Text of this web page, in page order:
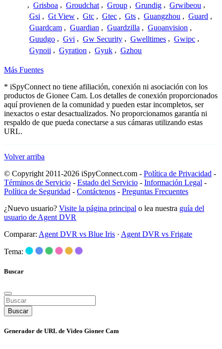
, Grisboa , Groudchat , Group , Grundig , Grwibeou ,
Gsi , Gt View , Gtc , Gtec , Gts , Guangzhou , Guard ,
Guardcam , Guardian , Guardzilla , Guoanvision ,
Guudgo , Gvi , Gw Security , Gwelltimes , Gwipc ,
Gynoii , Gyration , Gyuk , Gzhou
Más Fuentes
* iSpyConnect no tiene afiliación, conexión ni asociación con los
productos de Gionee Cam. Los detalles de conexión proporcionados
aquí provienen de la comunidad y pueden estar incompletos, ser
inexactos o estar desactualizados. No proporcionamos garantía ni
respaldo de que pueda conectarse a sus cámaras utilizando estas
URL.
Volver arriba
© Copyright 2011-2026 iSpyConnect.com - Política de Privacidad -
Términos de Servicio - Estado del Servicio - Información Legal -
Política de Seguridad - Contáctenos - Preguntas Frecuentes
¿Nuevo usuario? Visite la página principal o lea nuestra guía del
usuario de Agent DVR
Comparar: Agent DVR vs Blue Iris · Agent DVR vs Frigate
Tema:
Buscar
Buscar
Generador de URL de Video Gionee Cam